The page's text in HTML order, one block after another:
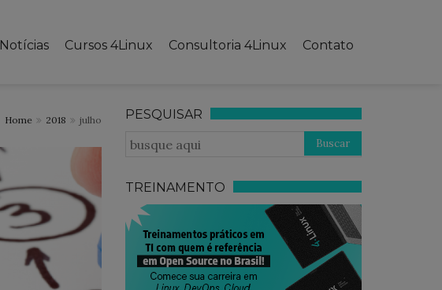
Notícias Cursos 4Linux Consultoria 4Linux Contato
Home 2018 julho PESQUISAR
TREINAMENTO